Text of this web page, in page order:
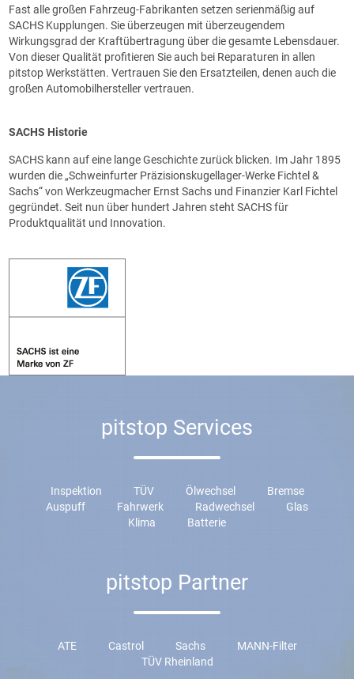
Fast alle großen Fahrzeug-Fabrikanten setzen serienmäßig auf
SACHS Kupplungen. Sie überzeugen mit überzeugendem
Wirkungsgrad der Kraftübertragung über die gesamte Lebensdauer.
Von dieser Qualität profitieren Sie auch bei Reparaturen in allen
pitstop Werkstätten. Vertrauen Sie den Ersatzteilen, denen auch die
großen Automobilhersteller vertrauen.
SACHS Historie
SACHS kann auf eine lange Geschichte zurück blicken. Im Jahr 1895
wurden die „Schweinfurter Präzisionskugellager-Werke Fichtel &
Sachs“ von Werkzeugmacher Ernst Sachs und Finanzier Karl Fichtel
gegründet. Seit nun über hundert Jahren steht SACHS für
Produktqualität und Innovation.
pitstop Services
Inspektion TÜV Ölwechsel
Bremse
Auspuff
Fahrwerk Radwechsel
Glas
Klima
Batterie
pitstop Partner
ATE Castrol Sachs
MANN-Filter
TÜV Rheinland